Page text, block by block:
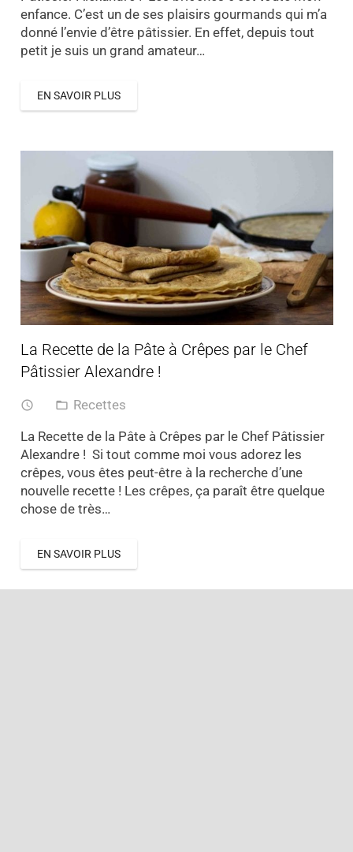
enfance. C’est un de ses plaisirs gourmands qui m’a
donné l’envie d’être pâtissier. En effet, depuis tout
petit je suis un grand amateur…
EN SAVOIR PLUS
La Recette de la Pâte à Crêpes par le Chef
Pâtissier Alexandre !
access_time folder_open Recettes
La Recette de la Pâte à Crêpes par le Chef Pâtissier
Alexandre ! Si tout comme moi vous adorez les
crêpes, vous êtes peut-être à la recherche d’une
nouvelle recette ! Les crêpes, ça paraît être quelque
chose de très…
EN SAVOIR PLUS